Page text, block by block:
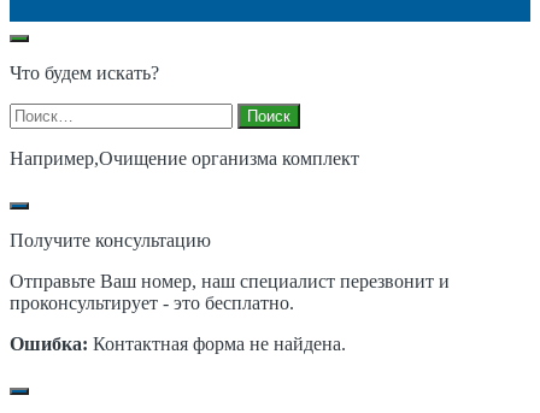
Что будем искать?
Найти:
Например,Очищение организма комплект
Получите консультацию
Отправьте Ваш номер, наш специалист перезвонит и
проконсультирует - это бесплатно.
Ошибка: Контактная форма не найдена.